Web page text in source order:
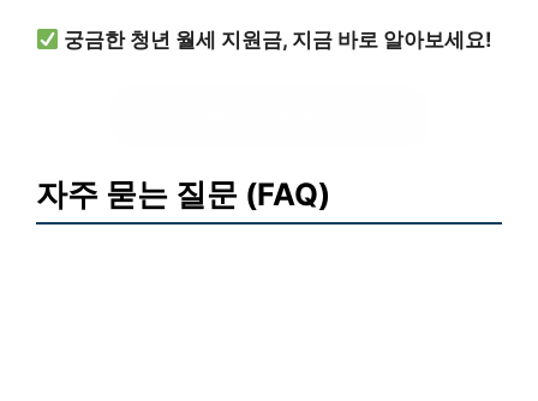
궁금한 청년 월세 지원금, 지금 바로 알아보세요!
자주 묻는 질문 (FAQ)